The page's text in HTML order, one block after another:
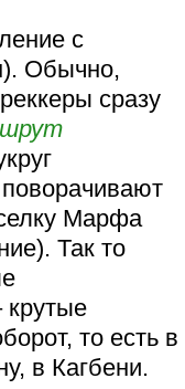
с
Обычно,
сразу
Марфа
Так то
крутые
то есть в
в Кагбени.